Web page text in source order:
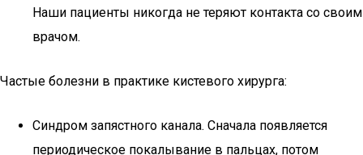
Наши пациенты никогда не теряют контакта со своим
врачом.
Частые болезни в практике кистевого хирурга:
Синдром запястного канала. Сначала появляется
периодическое покалывание в пальцах, потом